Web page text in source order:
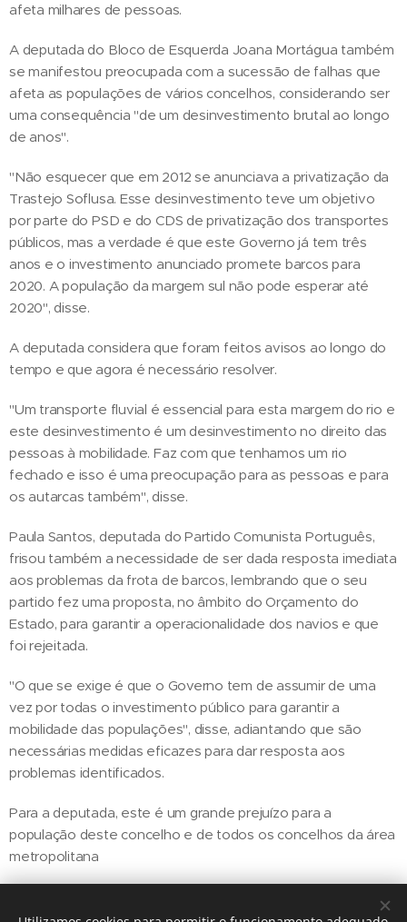
afeta milhares de pessoas.
A deputada do Bloco de Esquerda Joana Mortágua também
se manifestou preocupada com a sucessão de falhas que
afeta as populações de vários concelhos, considerando ser
uma consequência "de um desinvestimento brutal ao longo
de anos".
"Não esquecer que em 2012 se anunciava a privatização da
Trastejo Soflusa. Esse desinvestimento teve um objetivo
por parte do PSD e do CDS de privatização dos transportes
públicos, mas a verdade é que este Governo já tem três
anos e o investimento anunciado promete barcos para
2020. A população da margem sul não pode esperar até
2020", disse.
A deputada considera que foram feitos avisos ao longo do
tempo e que agora é necessário resolver.
"Um transporte fluvial é essencial para esta margem do rio e
este desinvestimento é um desinvestimento no direito das
pessoas à mobilidade. Faz com que tenhamos um rio
fechado e isso é uma preocupação para as pessoas e para
os autarcas também", disse.
Paula Santos, deputada do Partido Comunista Português,
frisou também a necessidade de ser dada resposta imediata
aos problemas da frota de barcos, lembrando que o seu
partido fez uma proposta, no âmbito do Orçamento do
Estado, para garantir a operacionalidade dos navios e que
foi rejeitada.
"O que se exige é que o Governo tem de assumir de uma
vez por todas o investimento público para garantir a
mobilidade das populações", disse, adiantando que são
necessárias medidas eficazes para dar resposta aos
problemas identificados.
Para a deputada, este é um grande prejuízo para a
população deste concelho e de todos os concelhos da área
metropolitana